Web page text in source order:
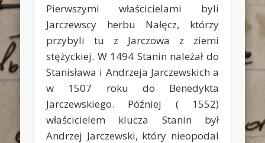
Pierwszymi właścicielami byli
Jarczewscy herbu Nałęcz, którzy
przybyli tu z Jarczowa z ziemi
stężyckiej. W 1494 Stanin należał do
Stanisława i Andrzeja Jarczewskich a
w 1507 roku do Benedykta
Jarczewskiego. Później ( 1552)
właścicielem klucza Stanin był
Andrzej Jarczewski, który nieopodal